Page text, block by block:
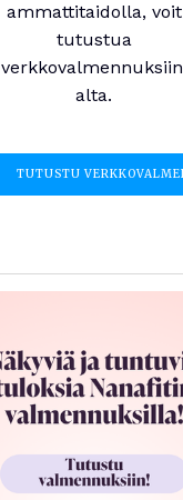
ammattitaidolla, voit
tutustua
alta.
TUTUSTU